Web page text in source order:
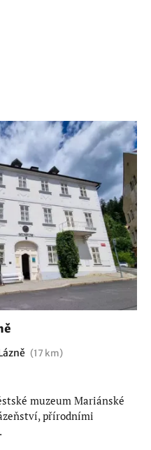
(17 km)
muzeum Mariánské
přírodními